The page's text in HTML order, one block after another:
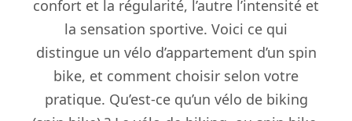
confort et la régularité, l’autre l’intensité et
la sensation sportive. Voici ce qui
distingue un vélo d’appartement d’un spin
bike, et comment choisir selon votre
pratique. Qu’est-ce qu’un vélo de biking